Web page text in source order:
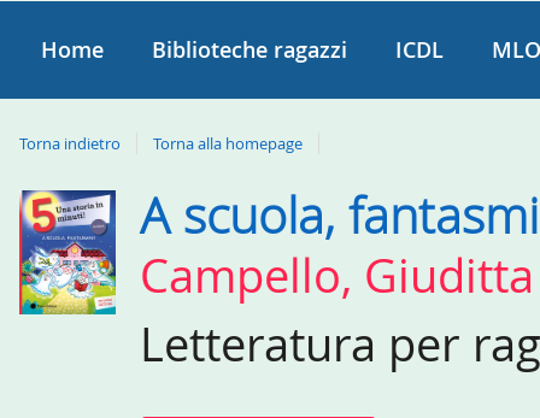
Home Biblioteche ragazzi ICDL
Torna indietro Torna alla homepage
Dettaglio
del
documento
A scuola,
Campello, Giuditta
Letteratura per